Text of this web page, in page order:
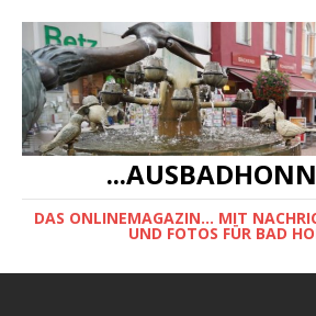
DAS ONLINEMAGAZIN... MIT
UND FOTOS FÜR BAD